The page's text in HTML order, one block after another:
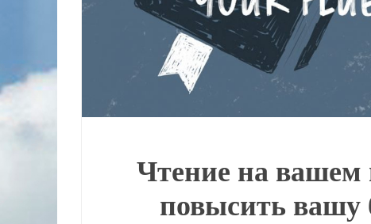
Чтение на вашем
повысить вашу